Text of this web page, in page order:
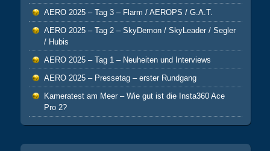
AERO 2025 – Tag 3 – Flarm / AEROPS / G.A.T.
AERO 2025 – Tag 2 – SkyDemon / SkyLeader / Segler
/ Hubis
AERO 2025 – Tag 1 – Neuheiten und Interviews
AERO 2025 – Pressetag – erster Rundgang
Kameratest am Meer – Wie gut ist die Insta360 Ace
Pro 2?